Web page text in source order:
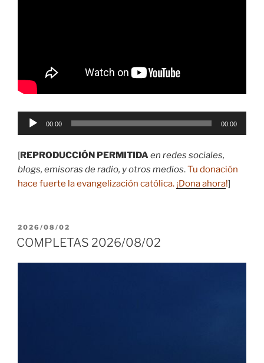
Reproductor
00:00 00:00
[ REPRODUCCIÓN PERMITIDAen redes sociales,
blogs, emisoras de radio, y otros medios.Tu donación
hace fuerte la evangelización católica. ¡Dona ahora!]
PUBLICADO
EL
2026/08/02
COMPLETAS 2026/08/02